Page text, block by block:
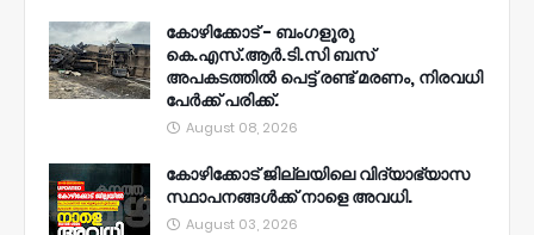
കോഴിക്കോട് - ബംഗളൂരു
കെ.എസ്.ആർ.ടി.സി ബസ്
അപകടത്തിൽ പെട്ട് രണ്ട് മരണം, നിരവധി
പേർക്ക് പരിക്ക്.
August 08, 2026
കോഴിക്കോട് ജില്ലയിലെ വിദ്യാഭ്യാസ
സ്ഥാപനങ്ങൾക്ക് നാളെ അവധി.
August 03, 2026